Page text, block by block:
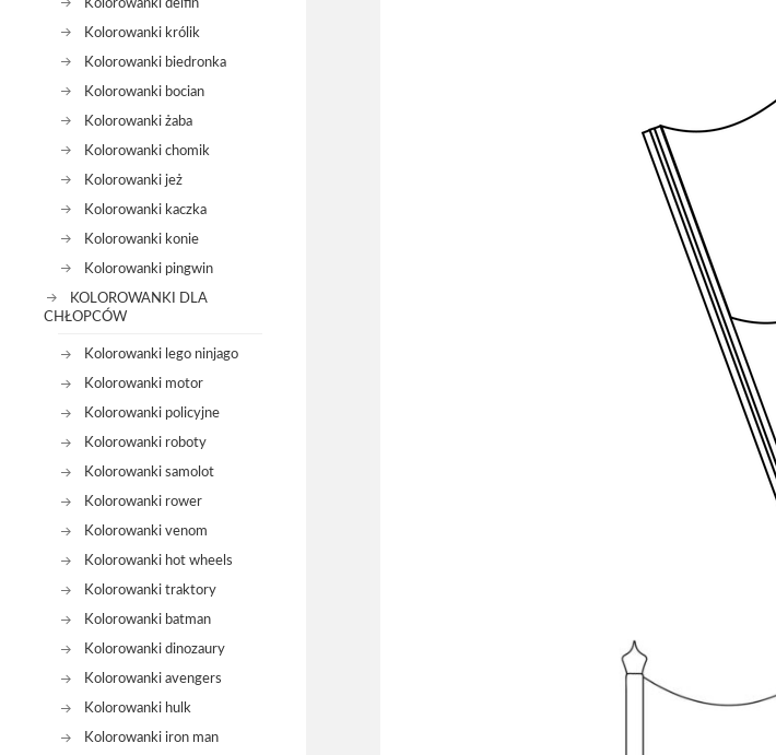
Kolorowanki delfin
Kolorowanki królik
Kolorowanki biedronka
Kolorowanki bocian
Kolorowanki żaba
Kolorowanki chomik
Kolorowanki jeż
Kolorowanki kaczka
Kolorowanki konie
Kolorowanki pingwin
KOLOROWANKI DLA
CHŁOPCÓW
Kolorowanki lego ninjago
Kolorowanki motor
Kolorowanki policyjne
Kolorowanki roboty
Kolorowanki samolot
Kolorowanki rower
Kolorowanki venom
Kolorowanki hot wheels
Kolorowanki traktory
Kolorowanki batman
Kolorowanki dinozaury
Kolorowanki avengers
Kolorowanki hulk
Kolorowanki iron man